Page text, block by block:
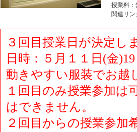
授業料
関連リン
３回目授業日が決定し
日時：５月１１日(金
動きやすい服装でお越
１回目のみ授業参加は
はできません。
２回目からの授業参加